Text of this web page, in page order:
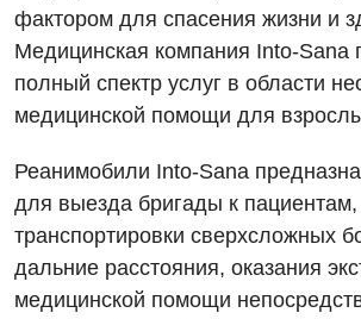
Отзывы
Инструментальная диагностика
Компьютерная томография
Магнитно-резонансная томография
Нейросонография
Рентгенография
УЗИ
Дневной стационар
Онкологическое отделение
Отдел госпитализации
Отделение интенсивной терапии
Отделение неотложных состояний
Лечение острого инфаркта
Национальный скрининг здоровья 40+
фактором для спасения жизни и
Медицинская компания Into-Sana
полный спектр услуг в области
медицинской помощи для
Реанимобили Into-Sana
для выезда бригады к
транспортировки сверхсложных
дальние расстояния, оказания
медицинской помощи